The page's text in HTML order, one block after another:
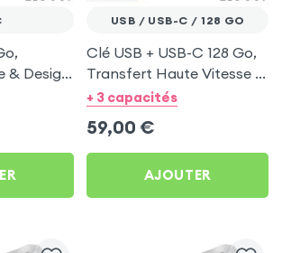
& Design
USB / USB-C / 128 GO
Clé USB + USB-C 128 Go,
Transfert Haute Vitesse -
Hoco Argent
+ 3 capacités
59,00 €
AJOUTER